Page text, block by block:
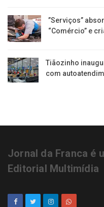
​”Serviços”
“Comércio” e
Tiãozinho
com
Jornal da Franca é
Editorial Multimídia